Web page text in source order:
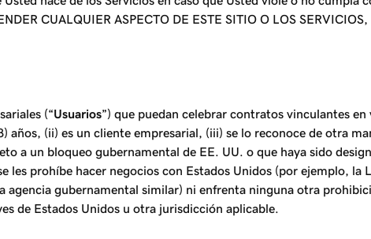
CUALQUIER ASPECTO DE ESTE SITIO O LOS
(“Usuarios”) que puedan celebrar contratos vinculantes
(ii) es un cliente empresarial, (iii) se lo reconoce de otra
a un bloqueo gubernamental de EE. UU. o que haya sido
les prohíbe hacer negocios con Estados Unidos (por ejemplo, la
agencia gubernamental similar) ni enfrenta ninguna otra
de Estados Unidos u otra jurisdicción aplicable.